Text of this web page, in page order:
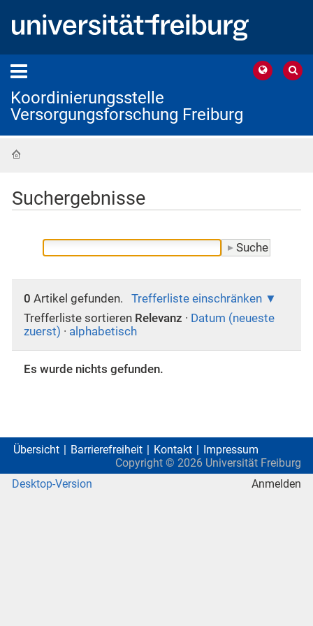
Koordinierungsstelle
Versorgungsforschung Freiburg
Suchergebnisse
0 Artikel gefunden.
Trefferliste einschränken
Trefferliste sortieren Relevanz · Datum (neueste
zuerst) · alphabetisch
Es wurde nichts gefunden.
Übersicht Barrierefreiheit Kontakt
Impressum
Copyright © 2026 Universität Freiburg
Desktop-Version
Anmelden